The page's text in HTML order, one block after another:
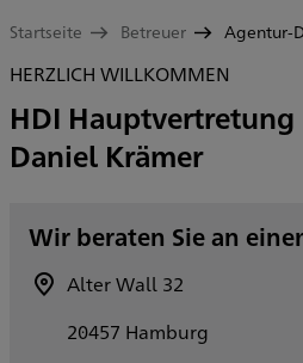
Startseite Betreuer Agentur-
HERZLICH WILLKOMMEN
HDI Hauptvertretung
Daniel Krämer
Wir beraten Sie an
Alter Wall 32
20457 Hamburg